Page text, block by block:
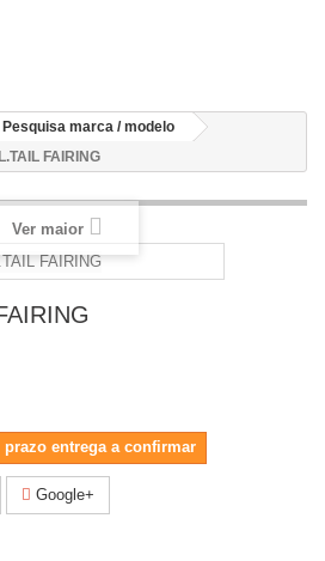
Pesquisa marca / modelo
FAIRING
Ver maior
entrega a confirmar
Google+